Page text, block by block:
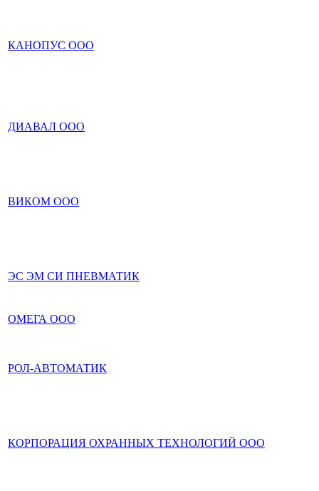
КАНОПУС ООО
ДИАВАЛ ООО
ВИКОМ ООО
ЭС ЭМ СИ ПНЕВМАТИК
ОМЕГА ООО
РОЛ-АВТОМАТИК
КОРПОРАЦИЯ ОХРАННЫХ ТЕХНОЛОГИЙ ООО